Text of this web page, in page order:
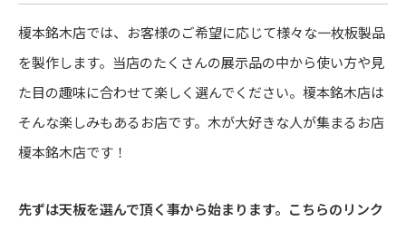
榎本銘木店では、お客様のご希望に応じて様々な一枚板製品
を製作します。当店のたくさんの展示品の中から使い方や見
た目の趣味に合わせて楽しく選んでください。榎本銘木店は
そんな楽しみもあるお店です。木が大好きな人が集まるお店
榎本銘木店です！
先ずは天板を選んで頂く事から始まります。こちらのリンク